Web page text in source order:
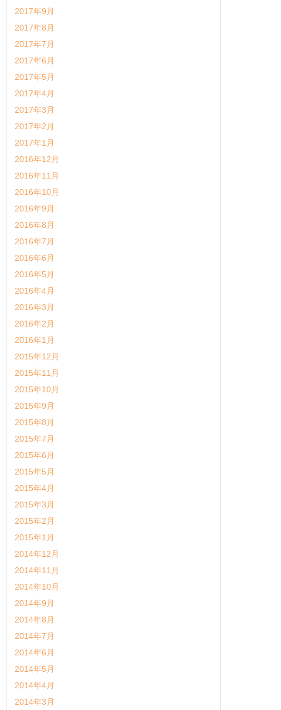
2017年9月
2017年8月
2017年7月
2017年6月
2017年5月
2017年4月
2017年3月
2017年2月
2017年1月
2016年12月
2016年11月
2016年10月
2016年9月
2016年8月
2016年7月
2016年6月
2016年5月
2016年4月
2016年3月
2016年2月
2016年1月
2015年12月
2015年11月
2015年10月
2015年9月
2015年8月
2015年7月
2015年6月
2015年5月
2015年4月
2015年3月
2015年2月
2015年1月
2014年12月
2014年11月
2014年10月
2014年9月
2014年8月
2014年7月
2014年6月
2014年5月
2014年4月
2014年3月